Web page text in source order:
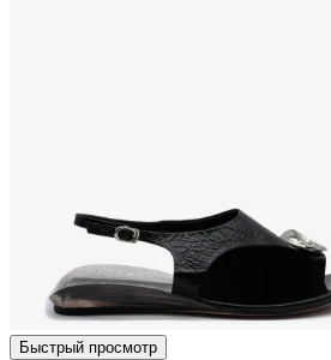
Быстрый просмотр